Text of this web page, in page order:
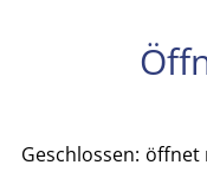
Klicken, um weitere
Geschlossen: öffnet